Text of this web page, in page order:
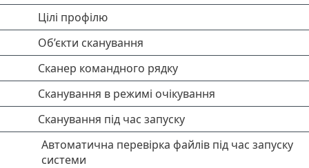
Цілі профілю
Об’єкти сканування
Сканер командного рядку
Сканування в режимі очікування
Сканування під час запуску
Автоматична перевірка файлів під час запуску
системи